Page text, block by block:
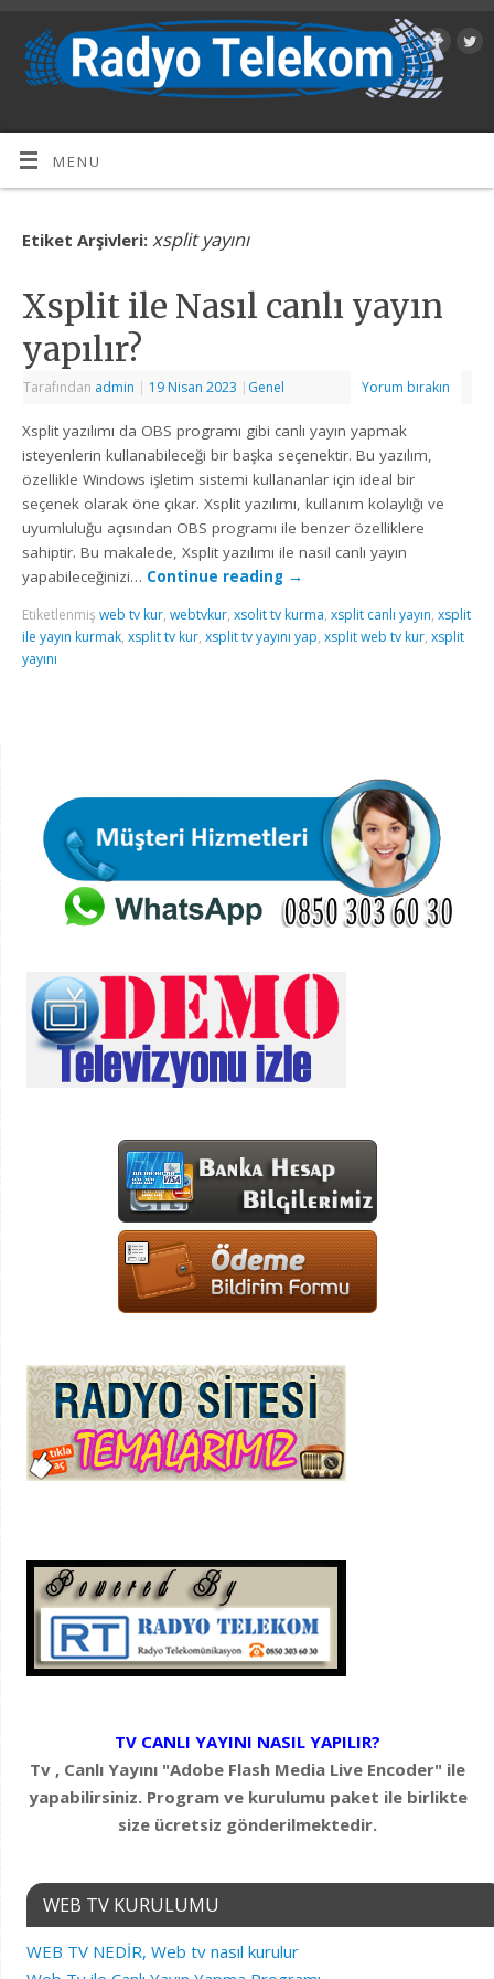
MENU
Etiket Arşivleri: xsplit yayını
Xsplit ile Nasıl canlı yayın
yapılır?
Tarafından admin | 19 Nisan 2023 | Genel Yorum bırakın
Xsplit yazılımı da OBS programı gibi canlı yayın yapmak
isteyenlerin kullanabileceği bir başka seçenektir. Bu yazılım,
özellikle Windows işletim sistemi kullananlar için ideal bir
seçenek olarak öne çıkar. Xsplit yazılımı, kullanım kolaylığı ve
uyumluluğu açısından OBS programı ile benzer özelliklere
sahiptir. Bu makalede, Xsplit yazılımı ile nasıl canlı yayın
yapabileceğinizi… Continue reading →
Etiketlenmişweb tv kur,webtvkur,xsolit tv kurma,xsplit canlı yayın,xsplit
ile yayın kurmak,xsplit tv kur,xsplit tv yayını yap,xsplit web tv kur,xsplit
yayını
TV CANLI YAYINI NASIL YAPILIR?
Tv , Canlı Yayını "Adobe Flash Media Live Encoder" ile
yapabilirsiniz. Program ve kurulumu paket ile birlikte
size ücretsiz gönderilmektedir.
WEB TV KURULUMU
WEB TV NEDİR, Web tv nasıl kurulur